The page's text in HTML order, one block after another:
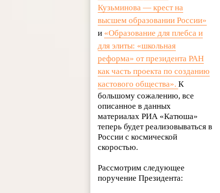
Кузьминова — крест на
высшем образовании России»
и «Образование для плебса и
для элиты: «школьная
реформа» от президента РАН
как часть проекта по созданию
кастового общества».К
большому сожалению, все
описанное в данных
материалах РИА «Катюша»
теперь будет реализовываться в
России с космической
скоростью.
Рассмотрим следующее
поручение Президента: